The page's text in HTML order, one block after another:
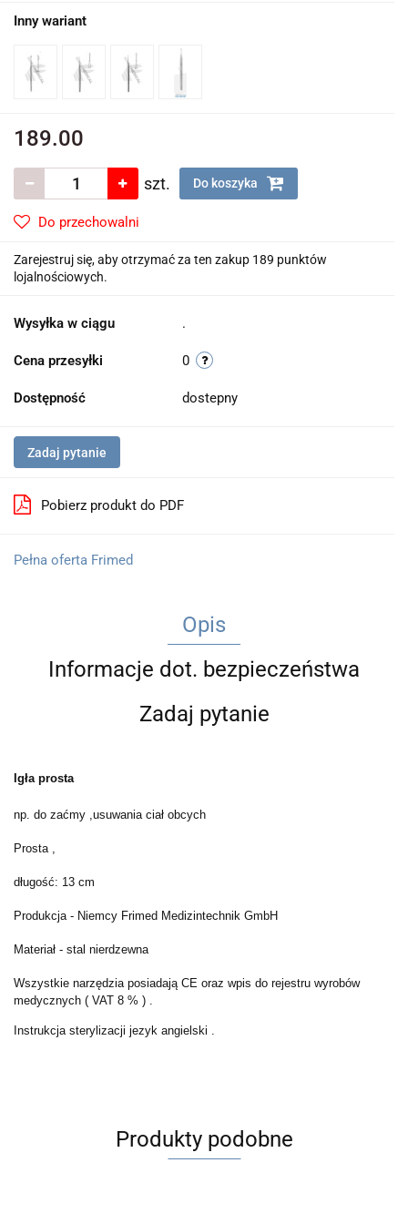
Inny wariant
189.00
szt. Do koszyka
Do przechowalni
Zarejestruj się, aby otrzymać za ten zakup 189 punktów
lojalnościowych.
Wysyłka w ciągu .
Cena przesyłki 0
Dostępność dostepny
Zadaj pytanie
Pobierz produkt do PDF
Pełna oferta Frimed
Opis
Informacje dot. bezpieczeństwa
Zadaj pytanie
Igła prosta
np. do zaćmy ,usuwania ciał obcych
Prosta ,
długość: 13 cm
Produkcja - Niemcy Frimed Medizintechnik GmbH
Materiał - stal nierdzewna
Wszystkie narzędzia posiadają CE oraz wpis do rejestru wyrobów
medycznych ( VAT 8 % ) .
Instrukcja sterylizacji jezyk angielski .
Produkty podobne